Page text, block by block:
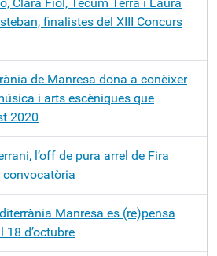
finalistes del XIII Concurs
de Manresa dona a conèixer
i arts escèniques que
2020
l’off de pura arrel de Fira
convocatòria
Manresa es (re)pensa
18 d’octubre